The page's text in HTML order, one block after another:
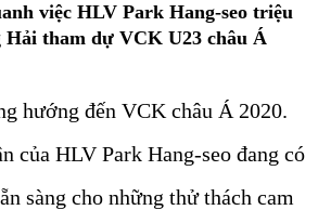
việc HLV Park Hang-seo triệu
Hải tham dự VCK U23 châu Á
hướng đến VCK châu Á 2020.
của HLV Park Hang-seo đang có
sàng cho những thử thách cam